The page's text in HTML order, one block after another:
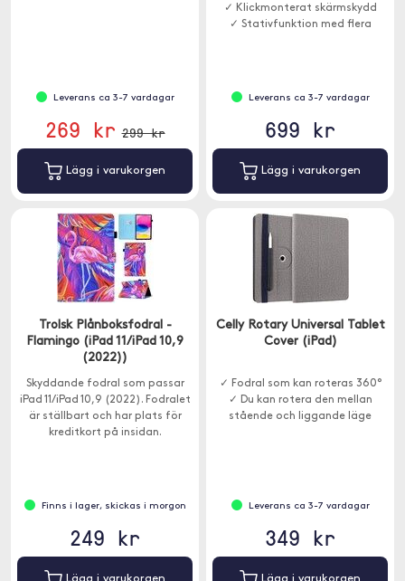
Leverans ca 3-7 vardagar
269 kr 299 kr
Lägg i varukorgen
✓ Klickmonterat skärmskydd
✓ Stativfunktion med flera
Leverans ca 3-7 vardagar
699 kr
Lägg i varukorgen
Trolsk Plånboksfodral -
Flamingo (iPad 11/iPad 10,9
(2022))
Skyddande fodral som passar
iPad 11/iPad 10,9 (2022). Fodralet
är ställbart och har plats för
kreditkort på insidan.
Finns i lager, skickas i morgon
249 kr
Celly Rotary Universal Tablet
Cover (iPad)
✓ Fodral som kan roteras 360°
✓ Du kan rotera den mellan
stående och liggande läge
Leverans ca 3-7 vardagar
349 kr